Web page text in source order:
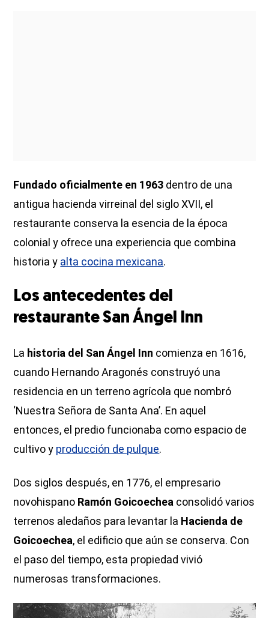
Fundado oficialmente en 1963 dentro de una
antigua hacienda virreinal del siglo XVII, el
restaurante conserva la esencia de la época
colonial y ofrece una experiencia que combina
historia y alta cocina mexicana.
Los antecedentes del
restaurante San Ángel Inn
La historia del San Ángel Inn comienza en 1616,
cuando Hernando Aragonés construyó una
residencia en un terreno agrícola que nombró
‘Nuestra Señora de Santa Ana’. En aquel
entonces, el predio funcionaba como espacio de
cultivo y producción de pulque.
Dos siglos después, en 1776, el empresario
novohispano Ramón Goicoechea consolidó varios
terrenos aledaños para levantar la Hacienda de
Goicoechea, el edificio que aún se conserva. Con
el paso del tiempo, esta propiedad vivió
numerosas transformaciones.